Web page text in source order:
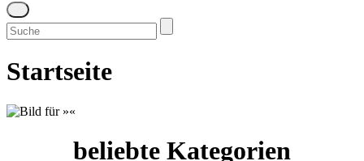
Suchen
nach:
Startseite
beliebte Kategorien